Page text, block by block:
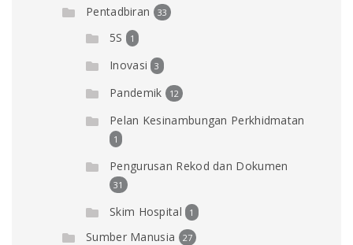
Pentadbiran 33
5S 1
Inovasi 3
Pandemik 12
Pelan Kesinambungan Perkhidmatan
1
Pengurusan Rekod dan Dokumen
31
Skim Hospital 1
Sumber Manusia 27